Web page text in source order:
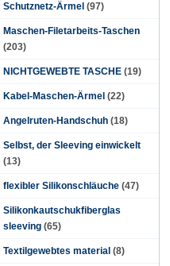
Schutznetz-Ärmel (97)
Maschen-Filetarbeits-Taschen
(203)
NICHTGEWEBTE TASCHE (19)
Kabel-Maschen-Ärmel (22)
Angelruten-Handschuh (18)
Selbst, der Sleeving einwickelt
(13)
flexibler Silikonschläuche (47)
Silikonkautschukfiberglas
sleeving (65)
Textilgewebtes material (8)